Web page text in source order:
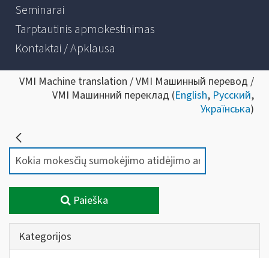
Seminarai
Tarptautinis apmokestinimas
Kontaktai / Apklausa
VMI Machine translation / VMI Машинный перевод /
VMI Машинний переклад (English, Русский,
Українська)
Paieška
Kategorijos